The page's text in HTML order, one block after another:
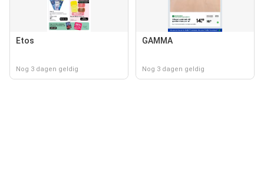
Etos
Nog 3 dagen geldig
GAMMA
Nog 3 dagen geldig